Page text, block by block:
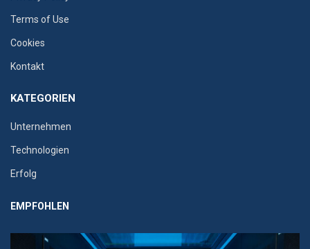
Terms of Use
Cookies
Kontakt
KATEGORIEN
Unternehmen
Technologien
Erfolg
EMPFOHLEN